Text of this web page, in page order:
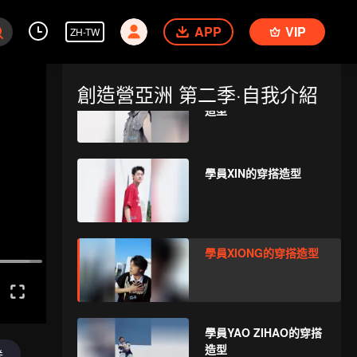
ZH-TW APP VIP
創造營亞洲 第二季·自我介紹
學員XIAONIAN的穿搭
造型
學員XIN的穿搭造型
學員XIONG的穿搭造型
學員YAO ZIHAO的穿搭
造型